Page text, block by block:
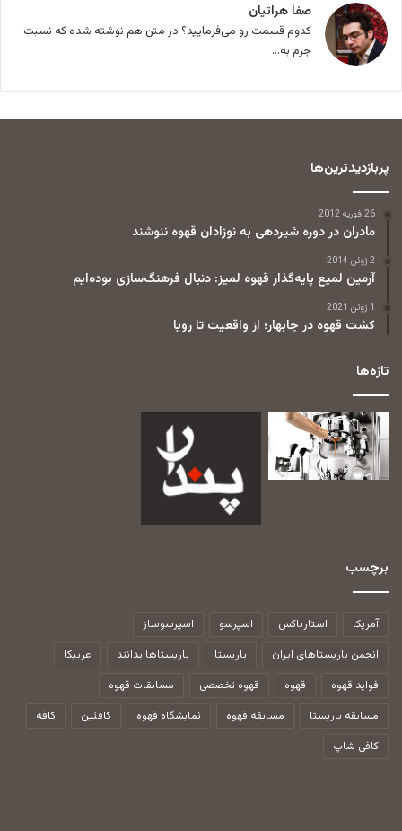
صفا هراتیان
کدوم قسمت رو می‌فرمایید؟ در متن هم نوشته شده که نسبت
جرم به...
پربازدیدترین‌ها
26 فوریه 2012
مادران در دوره شیردهی به نوزادان قهوه ننوشند
2 ژوئن 2014
آرمین لمیع پایه‌گذار قهوه لمیز: دنبال فرهنگ‌سازی بوده‌ایم
1 ژوئن 2021
کشت قهوه در چابهار؛ از واقعیت تا رویا
تازه‌ها
برچسب
آمریکا استارباکس اسپرسو
اسپرسوساز
انجمن باریستاهای ایران
باریستا باریستاها بدانند
عربیکا
فواید قهوه
قهوه قهوه تخصصی
مسابقات قهوه
مسابقه باریستا
مسابقه قهوه نمایشگاه قهوه کافئین
کافه
کافی شاپ